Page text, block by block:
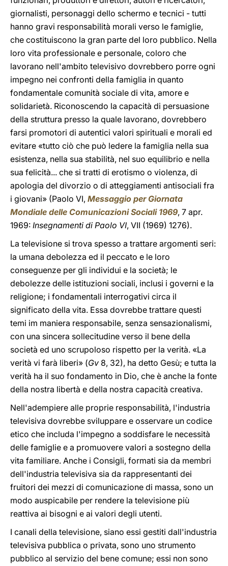
giornalisti, personaggi dello schermo e tecnici - tutti
hanno gravi responsabilità morali verso le famiglie,
che costituiscono la gran parte del loro pubblico. Nella
loro vita professionale e personale, coloro che
lavorano nell'ambito televisivo dovrebbero porre ogni
impegno nei confronti della famiglia in quanto
fondamentale comunità sociale di vita, amore e
solidarietà. Riconoscendo la capacità di persuasione
della struttura presso la quale lavorano, dovrebbero
farsi promotori di autentici valori spirituali e morali ed
evitare «tutto ciò che può ledere la famiglia nella sua
esistenza, nella sua stabilità, nel suo equilibrio e nella
sua felicità... che si tratti di erotismo o violenza, di
apologia del divorzio o di atteggiamenti antisociali fra
i giovani» (Paolo VI, Messaggio per Giornata
Mondiale delle Comunicazioni Sociali 1969, 7 apr.
1969: Insegnamenti di Paolo VI, VII (1969) 1276).
La televisione si trova spesso a trattare argomenti seri:
la umana debolezza ed il peccato e le loro
conseguenze per gli individui e la società; le
debolezze delle istituzioni sociali, inclusi i governi e la
religione; i fondamentali interrogativi circa il
significato della vita. Essa dovrebbe trattare questi
temi im maniera responsabile, senza sensazionalismi,
con una sincera sollecitudine verso il bene della
società ed uno scrupoloso rispetto per la verità. «La
verità vi farà liberi» (Gv 8, 32), ha detto Gesù; e tutta la
verità ha il suo fondamento in Dio, che è anche la fonte
della nostra libertà e della nostra capacità creativa.
Nell'adempiere alle proprie responsabilità, l'industria
televisiva dovrebbe sviluppare e osservare un codice
etico che includa l'impegno a soddisfare le necessità
delle famiglie e a promuovere valori a sostegno della
vita familiare. Anche i Consigli, formati sia da membri
dell'industria televisiva sia da rappresentanti dei
fruitori dei mezzi di comunicazione di massa, sono un
modo auspicabile per rendere la televisione più
reattiva ai bisogni e ai valori degli utenti.
I canali della televisione, siano essi gestiti dall'industria
televisiva pubblica o privata, sono uno strumento
pubblico al servizio del bene comune; essi non sono